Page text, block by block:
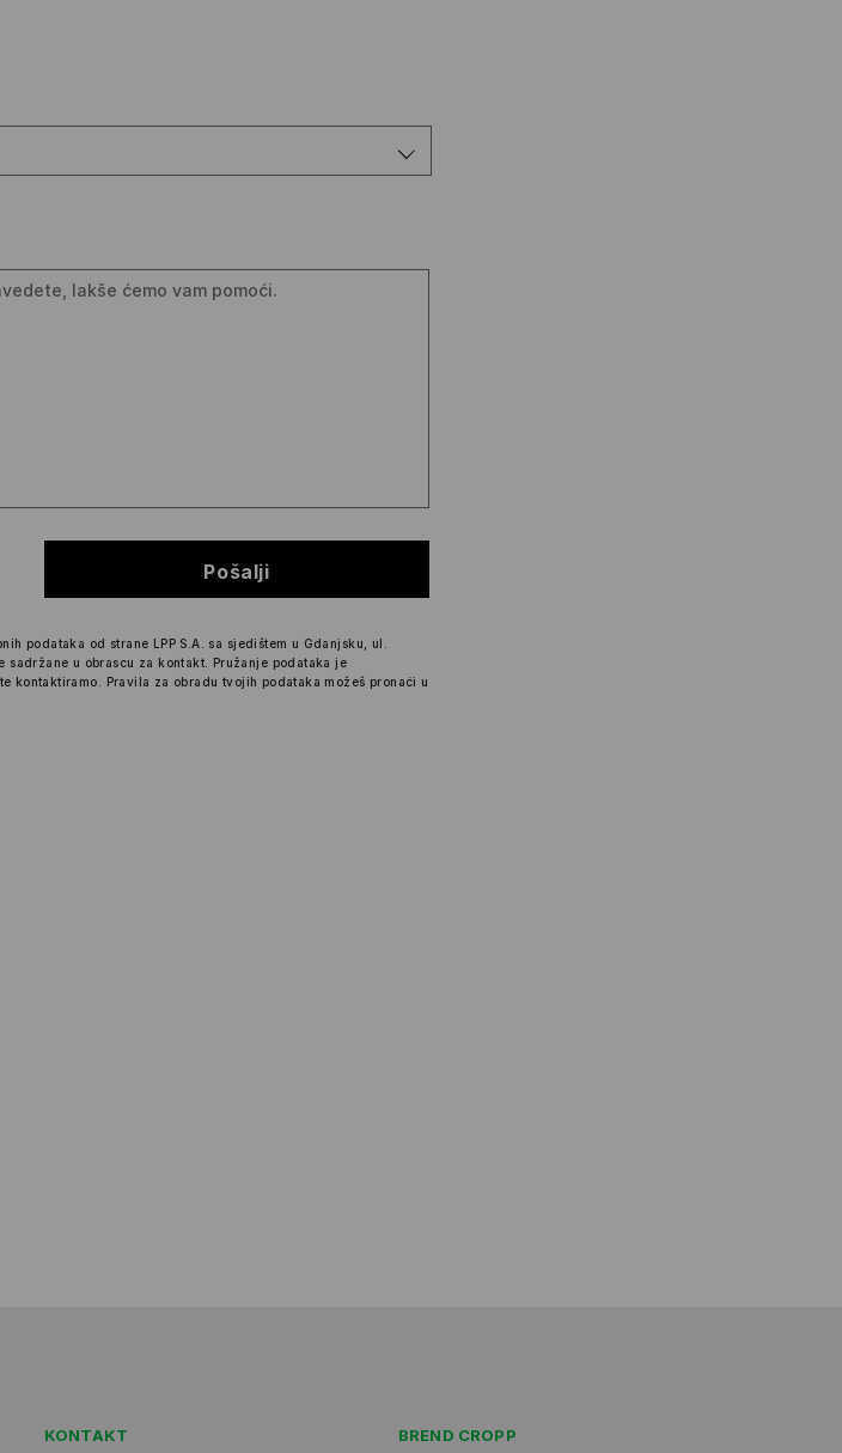
Pošalji
podataka od strane LPP S.A. sa sjedištem u Gdanjsku, ul.
u obrascu za kontakt. Pružanje podataka je
kontaktiramo. Pravila za obradu tvojih podataka možeš pronaći u
KONTAKT BREND CROPP